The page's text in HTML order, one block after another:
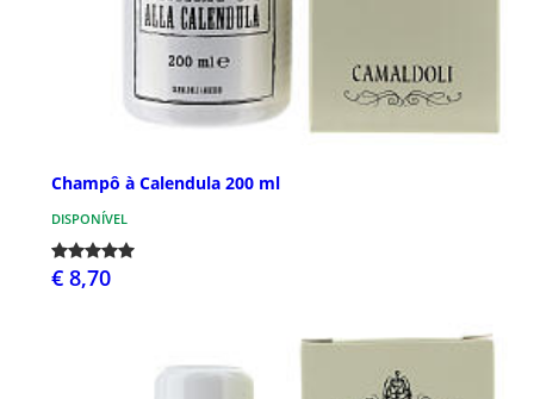
Champô à Calendula 200 ml
DISPONÍVEL
€ 8,70